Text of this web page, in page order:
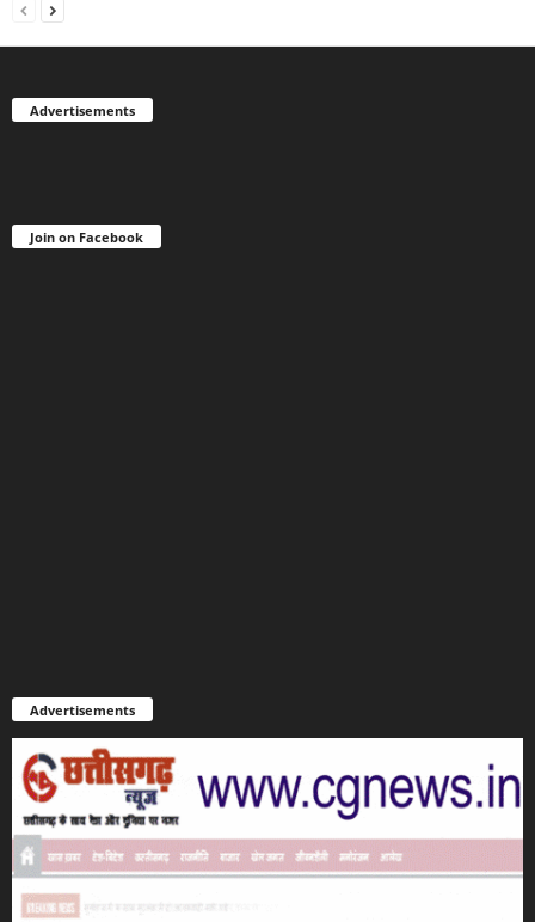
Advertisements
Join on Facebook
Advertisements